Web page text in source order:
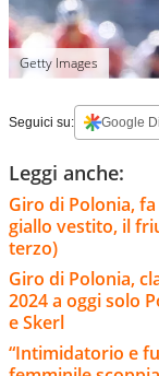
Getty Images
Seguici su: Google
Leggi anche:
Giro di Polonia,
giallo vestito, il
terzo)
Giro di Polonia,
2024 a oggi solo
e Skerl
“Intimidatorio e